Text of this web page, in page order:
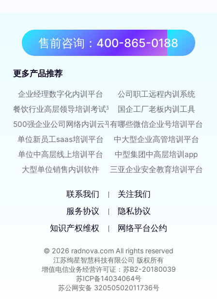
售前咨询：400-865-0188
更多产品推荐
企业经理数字化内训平台
公司职工远程内训系统
餐饮行业高层领导培训考试平台国企工厂老板内训工具
500强企业公司网络内训云平台有哪些微信企业号培训平台
单位新员工saas培训平台
中大型企业高管培训平台
单位中高层线上培训平台
中型集团中高层培训app
大型单位销售内训软件
三亚企业安全教育培训平台
联系我们 |
关注我们
服务协议
|
隐私协议
知识产权维权
| 网络平台公约
© 2026 radnova.com All rights reserved
江苏绚星智慧科技有限公司 版权所有
增值电信业务经营许可证：苏B2-20180039
苏ICP备14034064号
苏公网安备 32050502011736号